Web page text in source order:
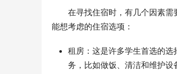
在寻找住宿时，有几个因素
能想考虑的住宿选项：
租房：这是许多学生首选的
务，比如做饭、清洁和维护设